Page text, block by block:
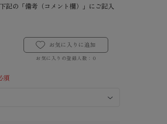
記の「備考（コメント欄）」にご記入
お気に入りに追加
お気に入りの登録人数： 0
須